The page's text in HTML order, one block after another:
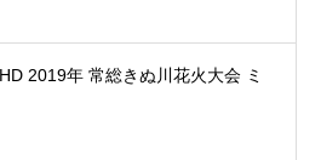
2019年 常総きぬ川花火大会 ミ